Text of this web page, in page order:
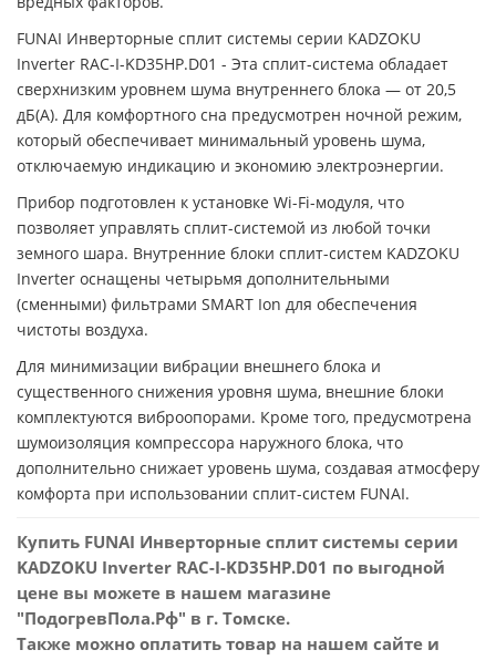
FUNAI Инверторные сплит системы серии KADZOKU
Inverter RAC-I-KD35HP.D01 - Эта сплит-система обладает
сверхнизким уровнем шума внутреннего блока — от 20,5
дБ(А). Для комфортного сна предусмотрен ночной режим,
который обеспечивает минимальный уровень шума,
отключаемую индикацию и экономию электроэнергии.
Прибор подготовлен к установке Wi-Fi-модуля, что
позволяет управлять сплит-системой из любой точки
земного шара. Внутренние блоки сплит-систем KADZOKU
Inverter оснащены четырьмя дополнительными
(сменными) фильтрами SMART Ion для обеспечения
чистоты воздуха.
Для минимизации вибрации внешнего блока и
существенного снижения уровня шума, внешние блоки
комплектуются виброопорами. Кроме того, предусмотрена
шумоизоляция компрессора наружного блока, что
дополнительно снижает уровень шума, создавая атмосферу
комфорта при использовании сплит-систем FUNAI.
Купить FUNAI Инверторные сплит системы серии
KADZOKU Inverter RAC-I-KD35HP.D01 по выгодной
цене вы можете в нашем магазине
"ПодогревПола.Рф" в г. Томске.
Также можно оплатить товар на нашем сайте и